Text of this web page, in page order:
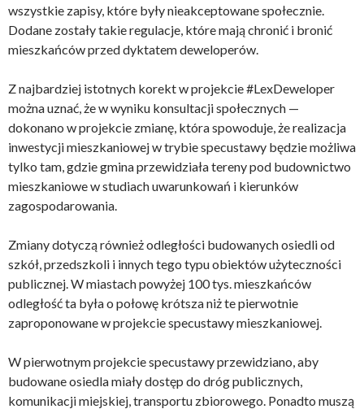
wszystkie zapisy, które były nieakceptowane społecznie.
Dodane zostały takie regulacje, które mają chronić i bronić
mieszkańców przed dyktatem deweloperów.
Z najbardziej istotnych korekt w projekcie #LexDeweloper
można uznać, że w wyniku konsultacji społecznych —
dokonano w projekcie zmianę, która spowoduje, że realizacja
inwestycji mieszkaniowej w trybie specustawy będzie możliwa
tylko tam, gdzie gmina przewidziała tereny pod budownictwo
mieszkaniowe w studiach uwarunkowań i kierunków
zagospodarowania.
Zmiany dotyczą również odległości budowanych osiedli od
szkół, przedszkoli i innych tego typu obiektów użyteczności
publicznej. W miastach powyżej 100 tys. mieszkańców
odległość ta była o połowę krótsza niż te pierwotnie
zaproponowane w projekcie specustawy mieszkaniowej.
W pierwotnym projekcie specustawy przewidziano, aby
budowane osiedla miały dostęp do dróg publicznych,
komunikacji miejskiej, transportu zbiorowego. Ponadto muszą